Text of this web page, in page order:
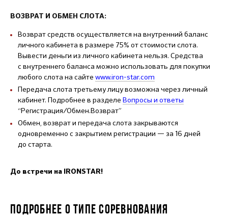
ВОЗВРАТ И ОБМЕН СЛОТА:
Возврат средств осуществляется на внутренний баланс
личного кабинета в размере 75% от стоимости слота.
Вывести деньги из личного кабинета нельзя. Средства
с внутреннего баланса можно использовать для покупки
любого слота на сайте www.iron-star.com
Передача слота третьему лицу возможна через личный
кабинет. Подробнее в разделе Вопросы и ответы
“Регистрация/Обмен.Возврат”
Обмен, возврат и передача слота закрываются
одновременно с закрытием регистрации — за 16 дней
до старта.
До встречи на IRONSTAR!
ПОДРОБНЕЕ О ТИПЕ СОРЕВНОВАНИЯ